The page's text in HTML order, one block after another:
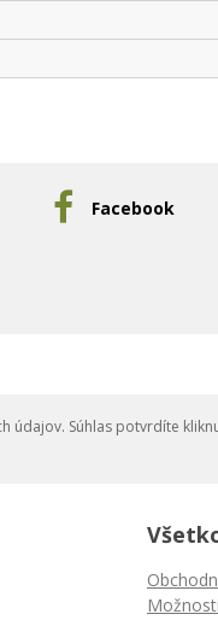
Facebook
Súhlas potvrdíte